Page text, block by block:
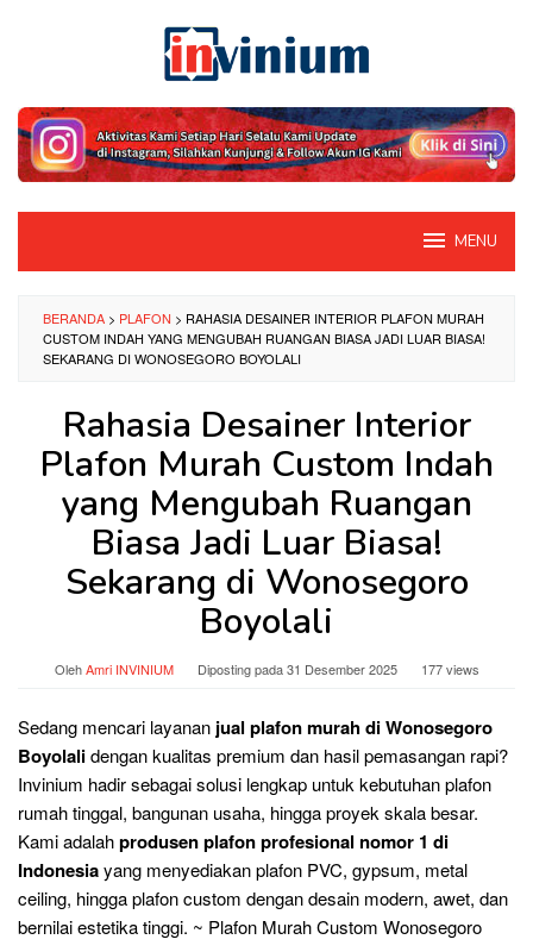
MENU
BERANDA > PLAFON > RAHASIA DESAINER INTERIOR PLAFON MURAH
CUSTOM INDAH YANG MENGUBAH RUANGAN BIASA JADI LUAR BIASA!
SEKARANG DI WONOSEGORO BOYOLALI
Rahasia Desainer Interior
Plafon Murah Custom Indah
yang Mengubah Ruangan
Biasa Jadi Luar Biasa!
Sekarang di Wonosegoro
Boyolali
OlehAmri INVINIUM Diposting pada31 Desember 2025 177 views
Sedang mencari layanan jual plafon murah di Wonosegoro
Boyolalidengan kualitas premium dan hasil pemasangan rapi?
Invinium hadir sebagai solusi lengkap untuk kebutuhan plafon
rumah tinggal, bangunan usaha, hingga proyek skala besar.
Kami adalahprodusen plafon profesional nomor 1 di
Indonesiayang menyediakan plafon PVC, gypsum, metal
ceiling, hingga plafon custom dengan desain modern, awet, dan
bernilai estetika tinggi. ~ Plafon Murah Custom Wonosegoro